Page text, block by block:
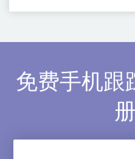
免费手机跟